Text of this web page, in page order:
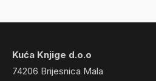
Kuća Knjige d.o.o
74206 Brijesnica Mala